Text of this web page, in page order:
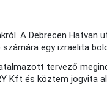
A Debrecen Hatvan
számára egy izraelita
tervező
Kft és köztem jogvita